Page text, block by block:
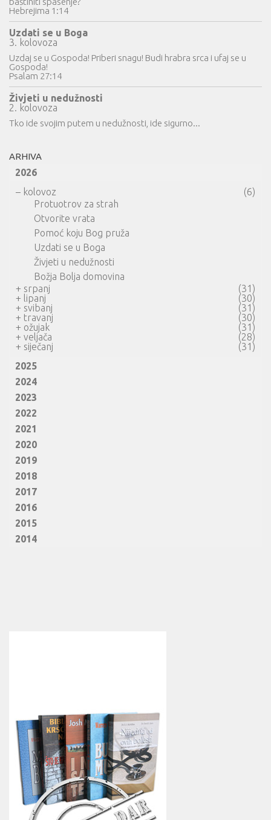
Hebrejima 1:14
Uzdati se u Boga
3. kolovoza
Uzdaj se u Gospoda! Priberi snagu! Budi hrabra srca i ufaj se u
Gospoda!
Psalam 27:14
Živjeti u nedužnosti
2. kolovoza
Tko ide svojim putem u nedužnosti, ide sigurno...
ARHIVA
2026
– kolovoz
(6)
Protuotrov za strah
Otvorite vrata
Pomoć koju Bog pruža
Uzdati se u Boga
Živjeti u nedužnosti
Božja Bolja domovina
+ srpanj
(31)
+ lipanj
(30)
+ svibanj
(31)
+ travanj
(30)
+ ožujak
(31)
+ veljača
(28)
+ siječanj
(31)
2025
2024
2023
2022
2021
2020
2019
2018
2017
2016
2015
2014